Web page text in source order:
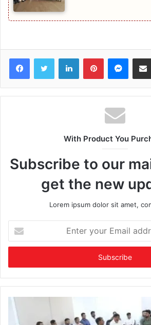
FacebookTwitter LinkedInPinterest
With Product You
Subscribe to our
get the new
Lorem ipsum dolor sit amet,
your
Email